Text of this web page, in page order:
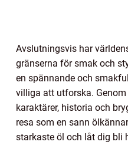
Avslutningsvis har
gränserna för smak och
en spännande och
villiga att utforska.
karaktärer, historia och
resa som en sann
starkaste öl och låt dig bli